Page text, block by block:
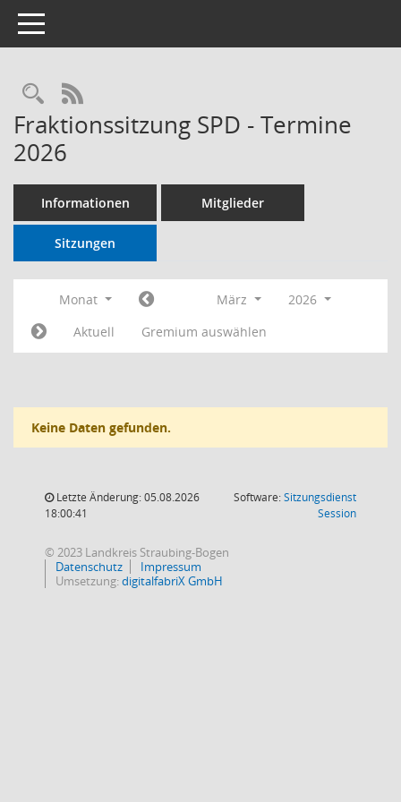
Toggle navigation
RSS-Feed
Fraktionssitzung SPD - Termine
2026
Informationen Mitglieder
Sitzungen
Monat März
2026
Aktuell
Gremium auswählen
Keine Daten gefunden.
Letzte Änderung: 05.08.2026
18:00:41
Software:Sitzungsdienst
Session(Wird in
© 2023 Landkreis Straubing-Bogen
Datenschutz
Impressum
Umsetzung:digitalfabriX GmbH